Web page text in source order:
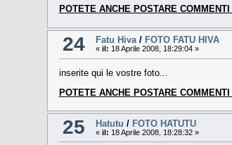
POTETE ANCHE POSTARE COMMENTI
24 Fatu Hiva/ FOTO FATU HIVA
« il: 18 Aprile 2008, 18:29:04 »
inserite qui le vostre foto...
POTETE ANCHE POSTARE COMMENTI
25 Hatutu / FOTO HATUTU
« il: 18 Aprile 2008, 18:28:32 »